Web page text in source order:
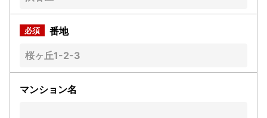
番地
マンション名